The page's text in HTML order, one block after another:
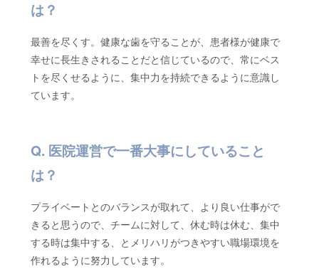
は？
最善を尽くす。健康な歯を守ることが、患者様が健康で
幸せに長生きされることだと信じているので、常にベス
トを尽くせるように、集中力を持続できるように意識し
ています。
医院運営で一番大事にしていること
は？
プライベートとのバランスが取れて、より良い仕事がで
きると思うので、チームに対して、休む時は休む、集中
する時は集中する、とメリハリがつきやすい職場環境を
作れるように努力しています。